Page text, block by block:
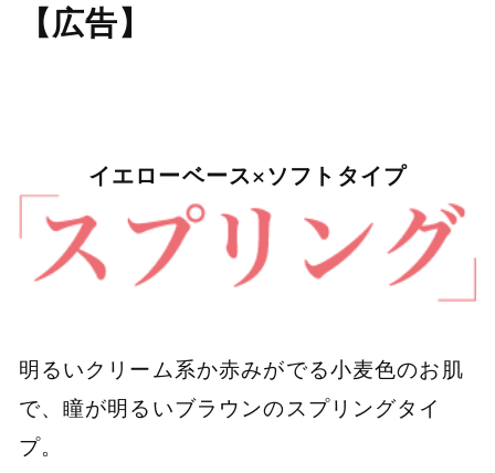
【広告】
イエローベース×ソフトタイプ
明るいクリーム系か赤みがでる小麦色のお肌
で、瞳が明るいブラウンのスプリングタイ
プ。